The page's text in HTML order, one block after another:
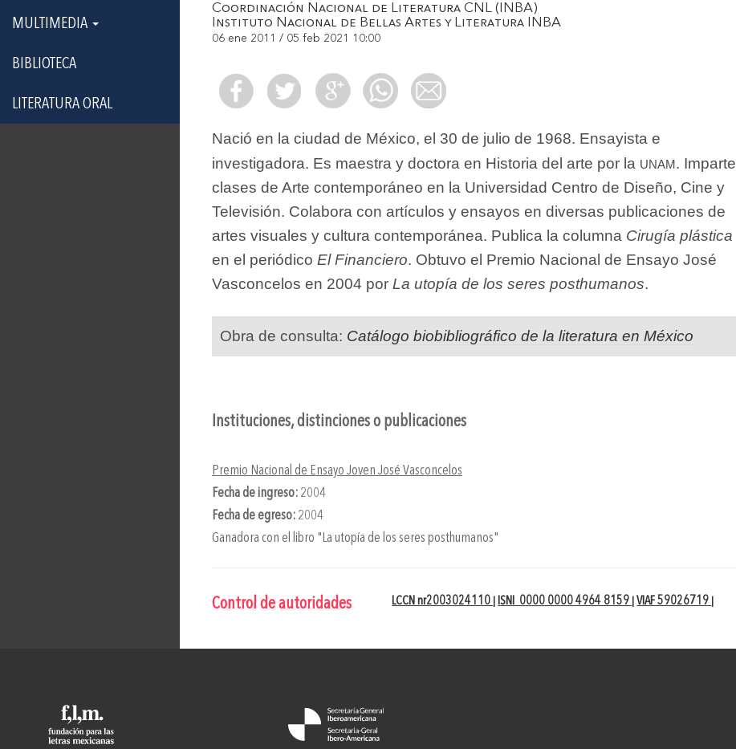
MULTIMEDIA
BIBLIOTECA
LITERATURA ORAL
Coordinación Nacional de Literatura CNL (INBA)
Instituto Nacional de Bellas Artes y Literatura INBA
06 ene 2011 / 05 feb 2021 10:00
Nació en la ciudad de México, el 30 de julio de 1968. Ensayista e
investigadora. Es maestra y doctora en Historia del arte por la unam. Imparte
clases de Arte contemporáneo en la Universidad Centro de Diseño, Cine y
Televisión. Colabora con artículos y ensayos en diversas publicaciones de
artes visuales y cultura contemporánea. Publica la columna Cirugía plástica
en el periódico El Financiero. Obtuvo el Premio Nacional de Ensayo José
Vasconcelos en 2004 por La utopía de los seres posthumanos.
Obra de consulta: Catálogo biobibliográfico de la literatura en México
Instituciones, distinciones o publicaciones
Premio Nacional de Ensayo Joven José Vasconcelos
Fecha de ingreso: 2004
Fecha de egreso: 2004
Ganadora con el libro "La utopía de los seres posthumanos"
Control de autoridades LCCN nr2003024110 ISNI 0000 0000 4964 8159 |VIAF 59026719